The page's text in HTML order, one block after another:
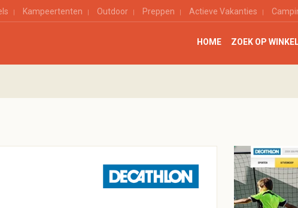
Kampeertenten Outdoor Preppen Actieve Vakanties
HOME ZOEK OP